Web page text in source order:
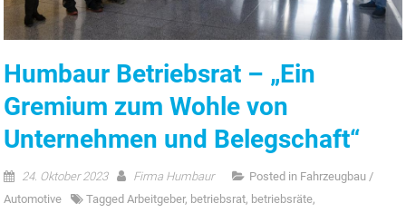
Humbaur Betriebsrat – „Ein
Gremium zum Wohle von
Unternehmen und Belegschaft“
24. Oktober 2023 Firma Humbaur Posted in Fahrzeugbau /
Automotive
Tagged Arbeitgeber, betriebsrat, betriebsräte,